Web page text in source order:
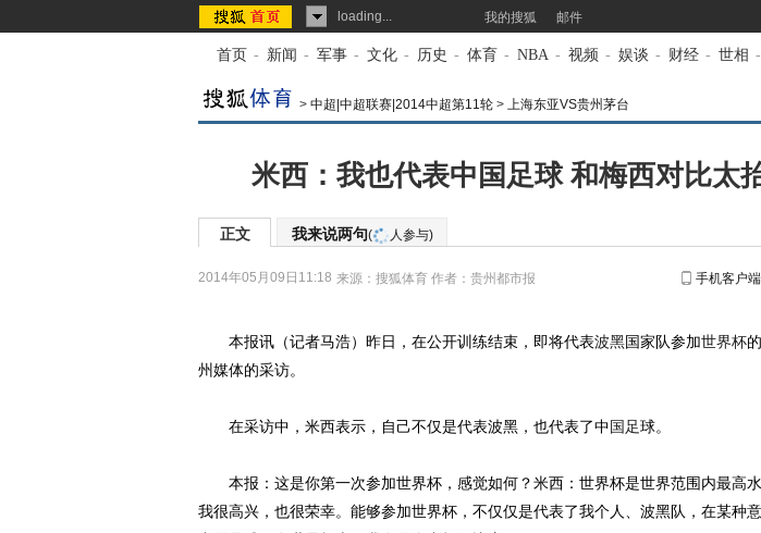
loading... 我的搜狐 邮件
首页 - 新闻 - 军事 - 文化 - 历史 - 体育 - NBA - 视频 - 娱谈 - 财经 - 世相 -
> 中超|中超联赛|2014中超第11轮 > 上海东亚VS贵州茅台
米西：我也代表中国足球 和梅西对比太
正文 我来说两句( 人参与)
2014年05月09日11:18 来源： 搜狐体育 作者：贵州都市报 手机客户端
本报讯（记者马浩）昨日，在公开训练结束，即将代表波黑国家队参加世界杯的
州媒体的采访。
在采访中，米西表示，自己不仅是代表波黑，也代表了中国足球。
本报：这是你第一次参加世界杯，感觉如何？米西：世界杯是世界范围内最高
我很高兴，也很荣幸。能够参加世界杯，不仅仅是代表了我个人、波黑队，在某种